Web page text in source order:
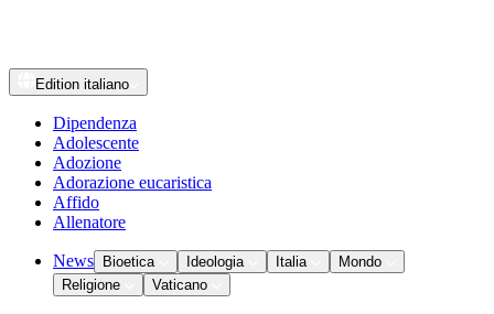
Edition italiano
Dipendenza
Adolescente
Adozione
Adorazione eucaristica
Affido
Allenatore
News Bioetica Ideologia Italia
Mondo
Religione
Vaticano